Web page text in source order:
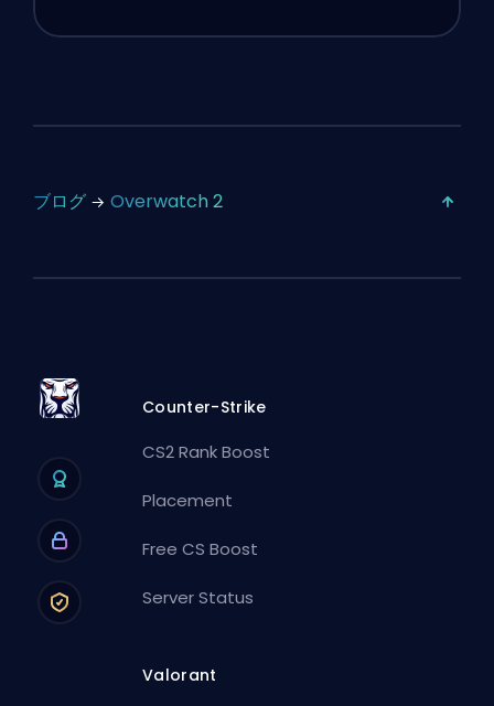
ブログ Overwatch 2
Counter-Strike
CS2 Rank Boost
Placement
Free CS Boost
Server Status
Valorant